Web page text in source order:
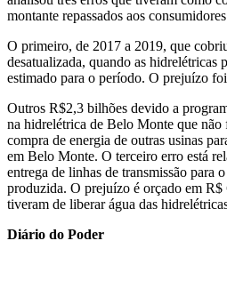
montante repassados aos
O primeiro, de 2017 a 2019, que
desatualizada, quando as hidrelétricas
estimado para o período. O prejuízo
Outros R$2,3 bilhões devido a
na hidrelétrica de Belo Monte que não
compra de energia de outras usinas
em Belo Monte. O terceiro erro está
entrega de linhas de transmissão para
produzida. O prejuízo é orçado em R$
tiveram de liberar água das
Diário do Poder